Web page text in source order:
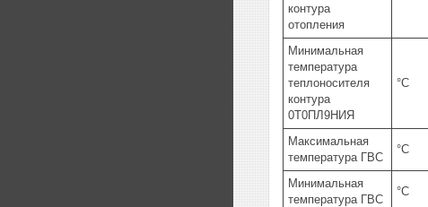
контура
отопления
Минимальная
температура
теплоносителя
контура
0Т0ПЛ9НИЯ
°С
Максимальная
температура ГВС
°С
Минимальная
температура ГВС
°С